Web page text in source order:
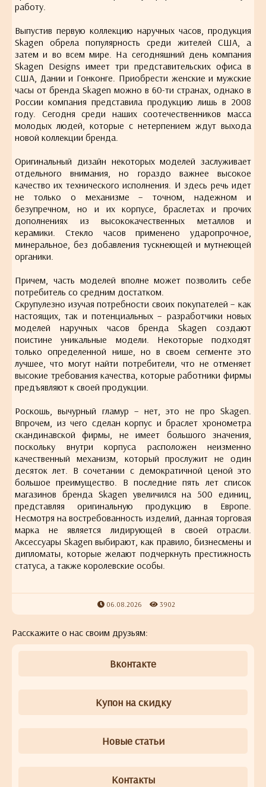
работу.
Выпустив первую коллекцию наручных часов, продукция
Skagen обрела популярность среди жителей США, а
затем и во всем мире. На сегодняшний день компания
Skagen Designs имеет три представительских офиса в
США, Дании и Гонконге. Приобрести женские и мужские
часы от бренда Skagen можно в 60-ти странах, однако в
России компания представила продукцию лишь в 2008
году. Сегодня среди наших соотечественников масса
молодых людей, которые с нетерпением ждут выхода
новой коллекции бренда.
Оригинальный дизайн некоторых моделей заслуживает
отдельного внимания, но гораздо важнее высокое
качество их технического исполнения. И здесь речь идет
не только о механизме – точном, надежном и
безупречном, но и их корпусе, браслетах и прочих
дополнениях из высококачественных металлов и
керамики. Стекло часов применено ударопрочное,
минеральное, без добавления тускнеющей и мутнеющей
органики.
Причем, часть моделей вполне может позволить себе
потребитель со средним достатком.
Скрупулезно изучая потребности своих покупателей – как
настоящих, так и потенциальных – разработчики новых
моделей наручных часов бренда Skagen создают
поистине уникальные модели. Некоторые подходят
только определенной нише, но в своем сегменте это
лучшее, что могут найти потребители, что не отменяет
высокие требования качества, которые работники фирмы
предъявляют к своей продукции.
Роскошь, вычурный гламур – нет, это не про Skagen.
Впрочем, из чего сделан корпус и браслет хронометра
скандинавской фирмы, не имеет большого значения,
поскольку внутри корпуса расположен неизменно
качественный механизм, который прослужит не один
десяток лет. В сочетании с демократичной ценой это
большое преимущество. В последние пять лет список
магазинов бренда Skagen увеличился на 500 единиц,
представляя оригинальную продукцию в Европе.
Несмотря на востребованность изделий, данная торговая
марка не является лидирующей в своей отрасли.
Аксессуары Skagen выбирают, как правило, бизнесмены и
дипломаты, которые желают подчеркнуть престижность
статуса, а также королевские особы.
06.08.2026 3902
Расскажите о нас своим друзьям:
Вконтакте
Купон на скидку
Новые статьи
Контакты